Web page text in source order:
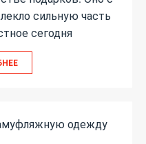
сильную часть
сегодня